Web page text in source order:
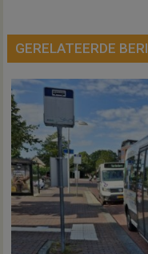
GERELATEERDE